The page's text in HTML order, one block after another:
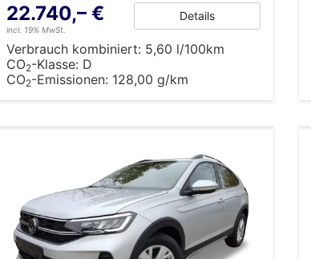
22.740,– €
incl. 19% MwSt.
Details
Verbrauch kombiniert: 5,60 l/100km
CO2-Klasse: D
CO2-Emissionen: 128,00 g/km